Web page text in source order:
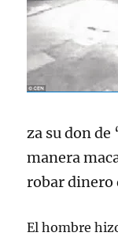
za su don
manera
robar dinero
El hombre